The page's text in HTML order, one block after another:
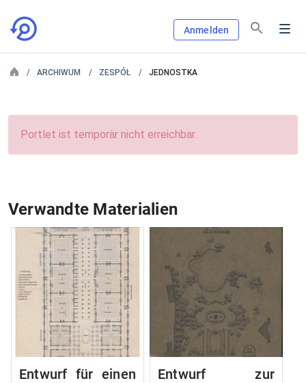
Anmelden
ARCHIWUM ZESPÓŁ JEDNOSTKA
Portlet ist temporär nicht erreichbar.
Verwandte Materialien
Entwurf für einen
Entwurf zur